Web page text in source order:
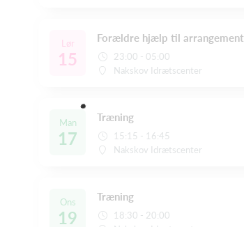
Lør
15
Forældre hjælp til arrangement
23:00 - 05:00
Nakskov Idrætscenter
Man
17
Træning
15:15 - 16:45
Nakskov Idrætscenter
Ons
19
Træning
18:30 - 20:00